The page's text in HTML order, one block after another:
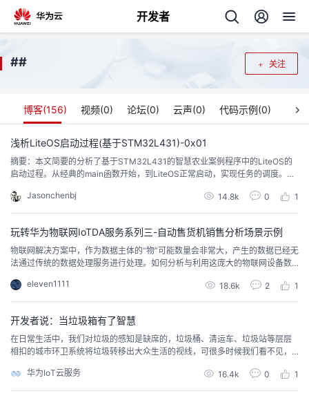
开发者
回
个
人
主
页
我
的
开
发
者
我
关注
##
博客(156) 视频(0) 论坛(0) 云声(0) 代码示例(0)
浅析LiteOS启动过程(基于STM32L431)-0x01
摘要：本文简要的分析了基于STM32L431的智慧农业案例程序中的LiteOS的
启动过程。从经典的main函数开始，到LiteOS正常启动，实现任务的调度。通
过程中的问题排查，有助于在其他芯片上顺利移植LiteOS。1.从主函数main()进
入在嵌入式C语言程序中，程序通常从main函数开始执行。在没有操作系统的...
Jasonchenbj 14.8k 0 1
玩转华为物联网IoTDA服务系列三-自动售货机销售分析场景示例
物联网解决方案中，作为数据主体的“物”可能数量会非常大，产生的数据已经无
法通过传统的数据处理服务进行处理。如何分析与利用这庞大的物联网设备数
例，分析售货销量状况。
eleven1111 18.6k 2 1
开发者说：当垃圾箱有了智慧
在日常生活中，我们对垃圾的感知是缺席的，垃圾桶、清运车、垃圾站等层层
相扣的城市环卫系统将垃圾转移出大众生活的视线，可很多时候我们看不见，
华为IoT云服务
16.4k 0 1